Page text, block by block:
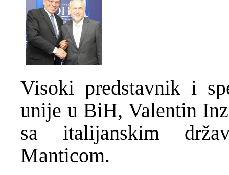
Visoki predstavnik i
unije u BiH, Valentin
sa italijanskim
Manticom.